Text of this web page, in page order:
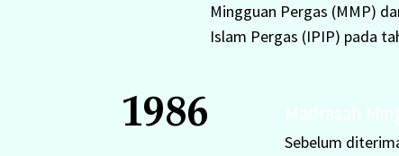
Mingguan Pergas (MMP)
Islam Pergas (IPIP) pada
1986
Sebelum